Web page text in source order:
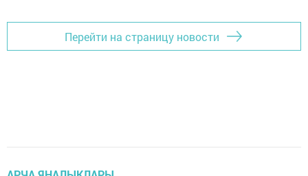
Перейти на страницу новости